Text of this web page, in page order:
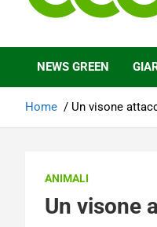
Ecoo.it
NEWS GREEN
Home Un visone
ANIMALI
Un visone